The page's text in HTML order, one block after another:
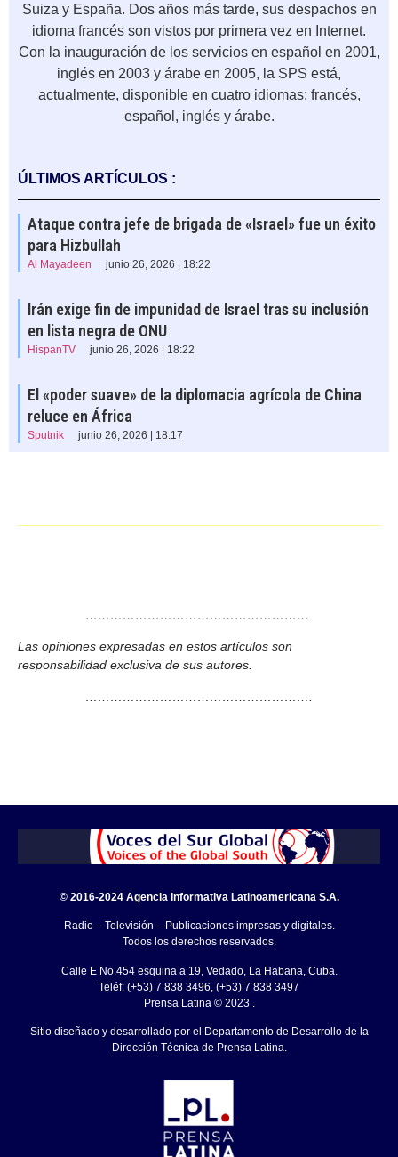
Suiza y España. Dos años más tarde, sus despachos en
idioma francés son vistos por primera vez en Internet.
Con la inauguración de los servicios en español en 2001,
inglés en 2003 y árabe en 2005, la SPS está,
actualmente, disponible en cuatro idiomas: francés,
español, inglés y árabe.
ÚLTIMOS ARTÍCULOS :
Ataque contra jefe de brigada de «Israel» fue un éxito
para Hizbullah
Al Mayadeen junio 26, 2026 | 18:22
Irán exige fin de impunidad de Israel tras su inclusión
en lista negra de ONU
HispanTV junio 26, 2026 | 18:22
El «poder suave» de la diplomacia agrícola de China
reluce en África
Sputnik junio 26, 2026 | 18:17
……………………………………………….
Las opiniones expresadas en estos artículos son
responsabilidad exclusiva de sus autores.
……………………………………………….
© 2016-2024 Agencia Informativa Latinoamericana S.A.
Radio – Televisión – Publicaciones impresas y digitales.
Todos los derechos reservados.
Calle E No.454 esquina a 19, Vedado, La Habana, Cuba.
Teléf: (+53) 7 838 3496, (+53) 7 838 3497
Prensa Latina © 2023 .
Sitio diseñado y desarrollado por el Departamento de Desarrollo de la
Dirección Técnica de Prensa Latina.